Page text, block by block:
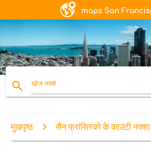
search खोज नक्शे
मुखपृष्ठ सैन फ्रांसिस्को के काउंटी नक्शा